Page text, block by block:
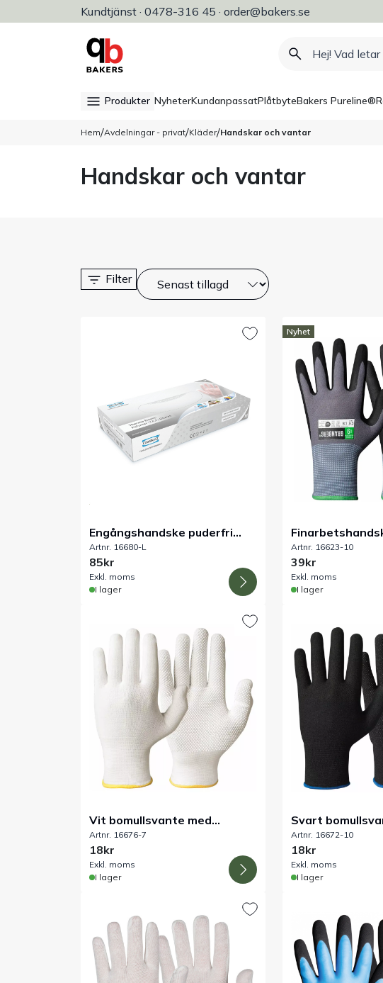
Kundtjänst · 0478-316 45 · order@bakers.se
Allt för bageri, konditori & restaurang
Produkter NyheterKundanpassatPlåtbyteBakers Pureline®
Hem/Avdelningar - privat/Kläder/Handskar och vantar
Handskar och vantar
Filter
Engångshandske puderfri
TEP
Artnr. 16680-L
85kr
Exkl. moms
I lager
Nyhet
Artnr. 16623-10
39kr
Exkl. moms
I lager
Vit bomullsvante med
plastnoppor
Artnr. 16676-7
18kr
Exkl. moms
I lager
Svart
plastnoppor
Artnr. 16672-10
18kr
Exkl. moms
I lager